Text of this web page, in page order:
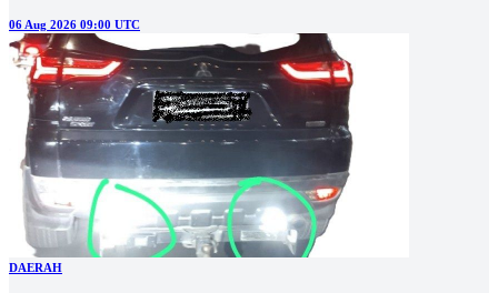
06 Aug 2026 09:00 UTC
DAERAH